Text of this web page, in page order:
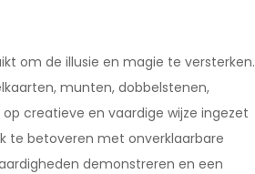
om de illusie en magie te versterken.
munten, dobbelstenen,
creatieve en vaardige wijze ingezet
te betoveren met onverklaarbare
demonstreren en een